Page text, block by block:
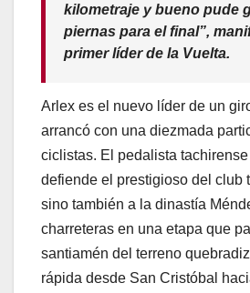
kilometraje y bueno pude
piernas para el final”,
primer líder de la Vuelta.
Arlex es el nuevo líder de un
arrancó con una diezmada
ciclistas. El pedalista
defiende el prestigioso del club
sino también a la dinastía
charreteras en una etapa que
santiamén del terreno
rápida desde San Cristóbal